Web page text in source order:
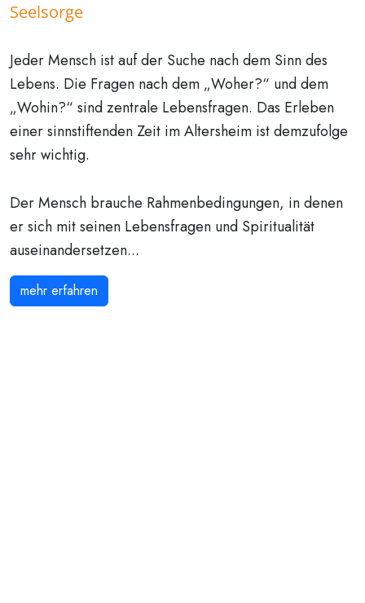
Seelsorge
Jeder Mensch ist auf der Suche nach dem Sinn des
Lebens. Die Fragen nach dem „Woher?“ und dem
„Wohin?“ sind zentrale Lebensfragen. Das Erleben
einer sinnstiftenden Zeit im Altersheim ist demzufolge
sehr wichtig.
Der Mensch brauche Rahmenbedingungen, in denen
er sich mit seinen Lebensfragen und Spiritualität
auseinandersetzen...
mehr erfahren